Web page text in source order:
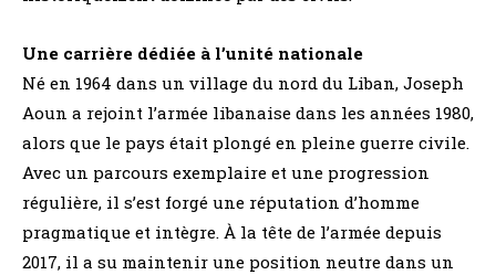
Une carrière dédiée à l’unité nationale
Né en 1964 dans un village du nord du Liban, Joseph
Aoun a rejoint l’armée libanaise dans les années 1980,
alors que le pays était plongé en pleine guerre civile.
Avec un parcours exemplaire et une progression
régulière, il s’est forgé une réputation d’homme
pragmatique et intègre. À la tête de l’armée depuis
2017, il a su maintenir une position neutre dans un